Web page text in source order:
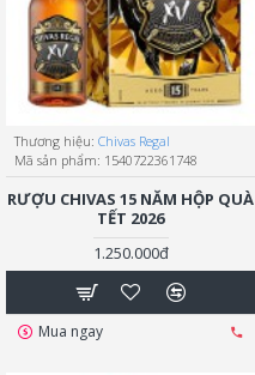
Thương hiệu: Chivas Regal
Mã sản phẩm: 1540722361748
RƯỢU CHIVAS 15 NĂM HỘP QUÀ
TẾT 2026
1.250.000đ
Mua ngay